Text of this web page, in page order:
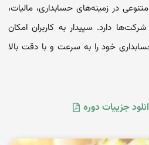
در زمینه‌های حسابداری، مالیات،
دارد. سپیدار به کاربران امکان
خود را به سرعت و با دقت بالا
جزییات دوره